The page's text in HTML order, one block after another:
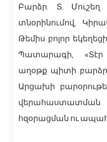
Բարձր. Տ. Մուշեղ
տնօրինումով,
Թեմիս բոլոր
Պատարագի, «Տէր
աղօթք պիտի
Արցախի
հզօրացման ու